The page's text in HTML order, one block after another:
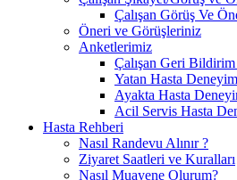
Çalışan Görüş Ve
Öneri ve Görüşleriniz
Anketlerimiz
Çalışan Geri
Yatan Hasta
Ayakta Hasta
Acil Servis Hasta
Hasta Rehberi
Nasıl Randevu Alınır ?
Ziyaret Saatleri ve Kuralları
Nasıl Muayene Olurum?